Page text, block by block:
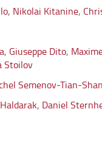
, Nikolai Kitanine,
, Giuseppe Dito,
Stoilov
Semenov-Tian-
, Daniel